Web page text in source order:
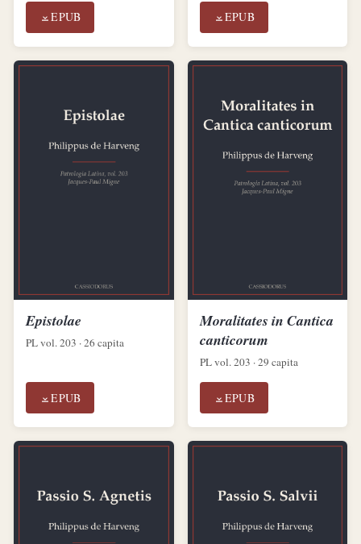
EPUB EPUB
Epistolae
PL vol. 203 · 26 capita
EPUB
Moralitates in Cantica
canticorum
PL vol. 203 · 29 capita
EPUB